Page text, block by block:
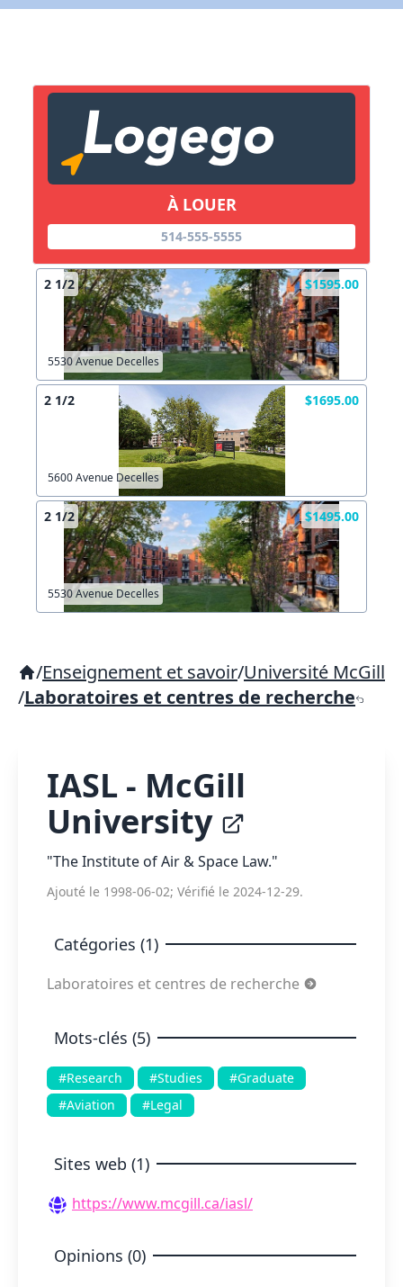
À LOUER
514-555-5555
2 1/2 $1595.00
5530 Avenue Decelles
2 1/2 $1695.00
5600 Avenue Decelles
2 1/2 $1495.00
5530 Avenue Decelles
/Enseignement et savoir/Université McGill
/Laboratoires et centres de recherche
IASL - McGill
University
"The Institute of Air & Space Law."
Ajouté le 1998-06-02; Vérifié le 2024-12-29.
Catégories (1)
Laboratoires et centres de recherche
Mots-clés (5)
#Research #Studies
#Graduate
#Aviation
#Legal
Sites web (1)
https://www.mcgill.ca/iasl/
Opinions (0)
X Fermer Envoyez
Copier lien
X Fermer